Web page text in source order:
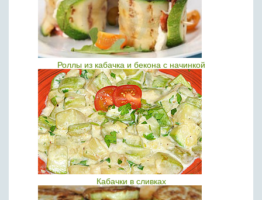
Роллы из кабачка и бекона с начинкой
Кабачки в сливках